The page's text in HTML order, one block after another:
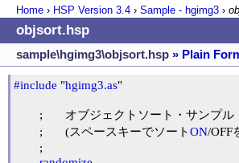
Home › HSP Version 3.4 › Sample - hgimg3 ›
objsort.hsp
sample\hgimg3\objsort.hsp » Plain
#include "hgimg3.as"
	;	(スペースキーでソート
ON/OFF